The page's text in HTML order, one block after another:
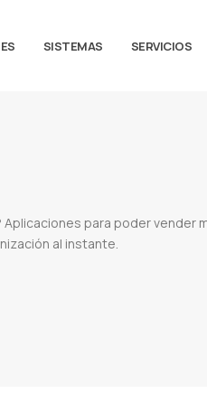
SISTEMAS SERVICIOS
para poder vender
al instante.